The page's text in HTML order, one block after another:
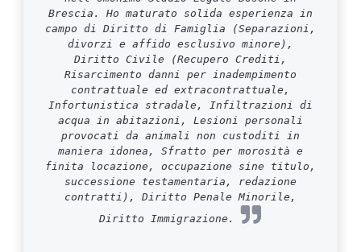
Brescia. Ho maturato solida esperienza in
campo di Diritto di Famiglia (Separazioni,
divorzi e affido esclusivo minore),
Diritto Civile (Recupero Crediti,
Risarcimento danni per inadempimento
contrattuale ed extracontrattuale,
Infortunistica stradale, Infiltrazioni di
acqua in abitazioni, Lesioni personali
provocati da animali non custoditi in
maniera idonea, Sfratto per morosità e
finita locazione, occupazione sine titulo,
successione testamentaria, redazione
contratti), Diritto Penale Minorile,
Diritto Immigrazione.